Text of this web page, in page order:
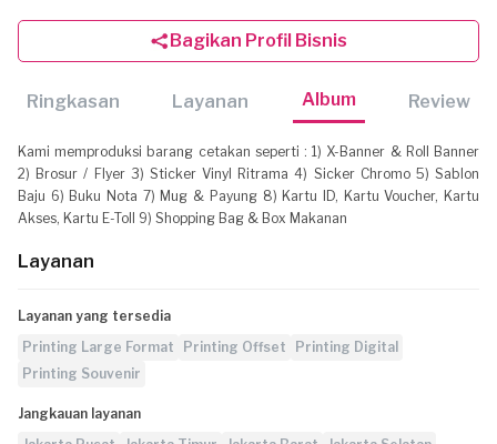
Bagikan Profil Bisnis
Ringkasan Layanan Album Review
Kami memproduksi barang cetakan seperti : 1) X-Banner & Roll Banner
2) Brosur / Flyer 3) Sticker Vinyl Ritrama 4) Sicker Chromo 5) Sablon
Baju 6) Buku Nota 7) Mug & Payung 8) Kartu ID, Kartu Voucher, Kartu
Akses, Kartu E-Toll 9) Shopping Bag & Box Makanan
Layanan
Layanan yang tersedia
Printing Large Format
Printing Offset
Printing Digital
Printing Souvenir
Jangkauan layanan